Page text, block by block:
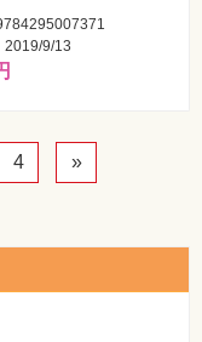
2019/9/13
4 »